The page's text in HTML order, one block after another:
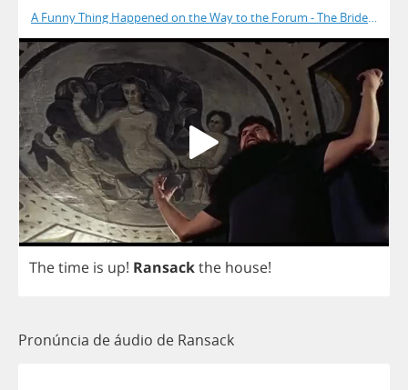
A Funny Thing Happened on the Way to the Forum - The Bride Is
Thetime is up! Ransackthe house!
Pronúncia de áudio de Ransack